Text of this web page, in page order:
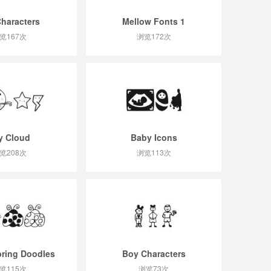
167次
Mellow Fonts 1
浏览172次
Cloud
208次
Baby Icons
浏览113次
Doodles
115次
Boy Characters
浏览73次